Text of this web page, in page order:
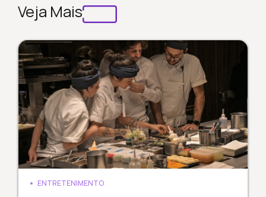
Veja Mais
ENTRETENIMENTO